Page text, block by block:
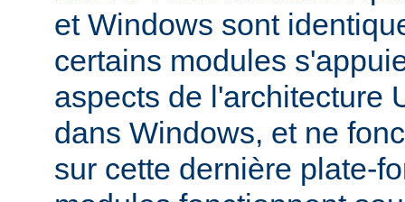
et Windows sont
certains modules
aspects de l'architecture
dans Windows, et ne
sur cette dernière plate-